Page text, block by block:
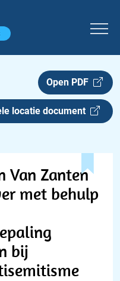
Open PDF
locatie document
Van Zanten
met behulp
bij